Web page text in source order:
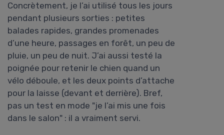
Concrètement, je l’ai utilisé tous les jours
pendant plusieurs sorties : petites
balades rapides, grandes promenades
d’une heure, passages en forêt, un peu de
pluie, un peu de nuit. J’ai aussi testé la
poignée pour retenir le chien quand un
vélo déboule, et les deux points d’attache
pour la laisse (devant et derrière). Bref,
pas un test en mode "je l’ai mis une fois
dans le salon" : il a vraiment servi.